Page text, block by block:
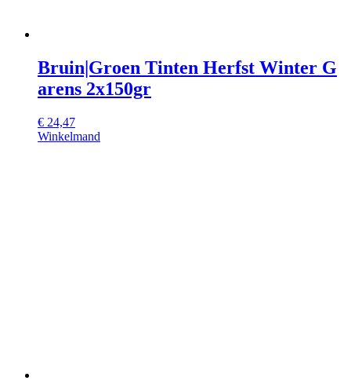
Bruin|Groen Tinten Herfst Winter G
arens 2x150gr
€ 24,47
Winkelmand